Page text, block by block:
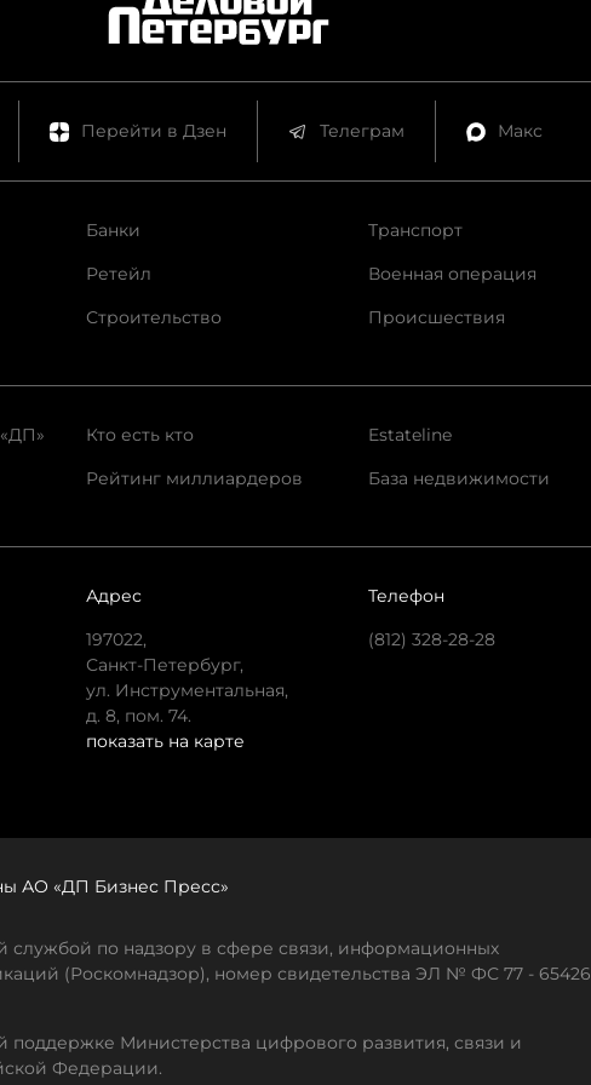
Перейти в Дзен Телеграм Макс
Банки
Ретейл
Строительство
Транспорт
Военная операция
Происшествия
Кто есть кто
Рейтинг миллиардеров
Estateline
База недвижимости
Адрес
197022,
Санкт-Петербург,
ул. Инструментальная,
д. 8, пом. 74.
показать на карте
Телефон
(812) 328-28-28
АО «ДП Бизнес Пресс»
службой по надзору в сфере связи, информационных
(Роскомнадзор), номер свидетельства ЭЛ № ФС 77 - 65426
Министерства цифрового развития, связи и
Федерации.